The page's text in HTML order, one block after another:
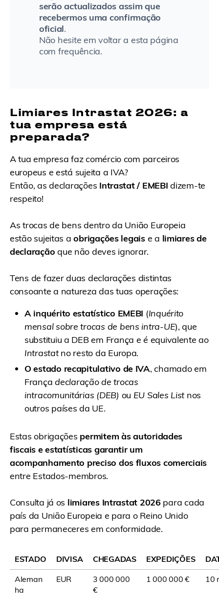
serão actualizados assim que
recebermos uma confirmação
oficial.
Não hesite em voltar a esta página
com frequência.
Limiares Intrastat 2026: a
tua empresa está
preparada?
A tua empresa faz comércio com parceiros
europeus e está sujeita a IVA?
Então, as declarações Intrastat / EMEBI dizem-te
respeito!
As trocas de bens dentro da União Europeia
estão sujeitas aobrigações legaise a limiares de
declaração que não deves ignorar.
Tens de fazer duas declarações distintas
consoante a natureza das tuas operações:
A inquérito estatístico EMEBI (Inquérito
mensal sobre trocas de bens intra-UE), que
substituiu a DEB em França e é equivalente ao
Intrastatno resto da Europa.
O estado recapitulativo de IVA, chamado em
Françadeclaração de trocas
intracomunitárias (DEB) ou EU Sales Listnos
outros países da UE.
Estas obrigações permitem às autoridades
fiscais e estatísticas garantir um
acompanhamento preciso dos fluxos comerciais
entre Estados-membros.
Consulta já os limiares Intrastat 2026 para cada
país da União Europeia e para o Reino Unido
para permaneceres em conformidade.
ESTADO DIVISA CHEGADAS EXPEDIÇÕES
Aleman
ha
EUR
3 000 000
€
1 000 000 € 10